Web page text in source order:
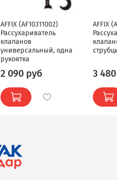
AFFIX (AF10311002)
Рассухариватель
клапанов
универсальный, одна
рукоятка
2 090 руб
AFFIX
3